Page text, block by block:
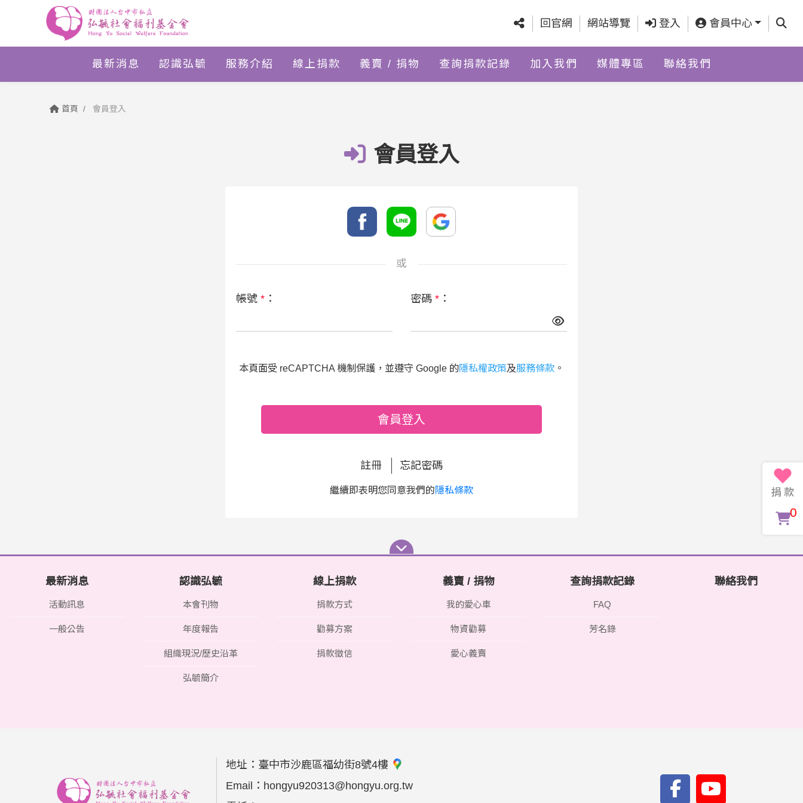
回官網 網站導覽 登入 會員中心 查詢
最新消息 認識弘毓 服務介紹 線上捐款 義賣 / 捐物 查詢捐款記錄 加入我們 媒體專區 聯絡我們
首頁 會員登入
會員登入
或
帳號 * ： 密碼 * ：
本頁面受 reCAPTCHA 機制保護，並遵守 Google 的隱私權政策及服務條款 。
會員登入
註冊 忘記密碼
繼續即表明您同意我們的隱私條款
最新消息
活動訊息
一般公告
認識弘毓
本會刊物
年度報告
組織現況/歷史沿革
弘毓簡介
線上捐款
捐款方式
勸募方案
捐款徵信
義賣 / 捐物
我的愛心車
物資勸募
愛心義賣
查詢捐款記錄
FAQ
芳名錄
聯絡我們
地址： 臺中市沙鹿區福幼街8號4樓
Email： hongyu920313@hongyu.org.tw
0